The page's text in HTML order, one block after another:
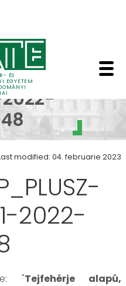
ÉS
EGYETEM
2022-
modified: 04. februarie 2023
2022-
"Tejfehérje alapú,